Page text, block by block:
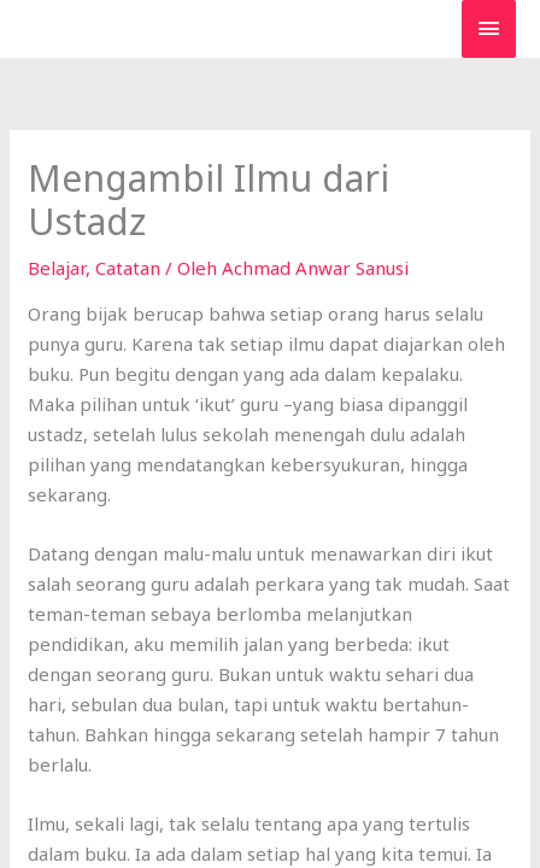
Mengambil Ilmu dari
Ustadz
Belajar,Catatan / OlehAchmad Anwar Sanusi
Orang bijak berucap bahwa setiap orang harus selalu
punya guru. Karena tak setiap ilmu dapat diajarkan oleh
buku. Pun begitu dengan yang ada dalam kepalaku.
Maka pilihan untuk ‘ikut’ guru –yang biasa dipanggil
ustadz, setelah lulus sekolah menengah dulu adalah
pilihan yang mendatangkan kebersyukuran, hingga
sekarang.
Datang dengan malu-malu untuk menawarkan diri ikut
salah seorang guru adalah perkara yang tak mudah. Saat
teman-teman sebaya berlomba melanjutkan
pendidikan, aku memilih jalan yang berbeda: ikut
dengan seorang guru. Bukan untuk waktu sehari dua
hari, sebulan dua bulan, tapi untuk waktu bertahun-
tahun. Bahkan hingga sekarang setelah hampir 7 tahun
berlalu.
Ilmu, sekali lagi, tak selalu tentang apa yang tertulis
dalam buku. Ia ada dalam setiap hal yang kita temui. Ia